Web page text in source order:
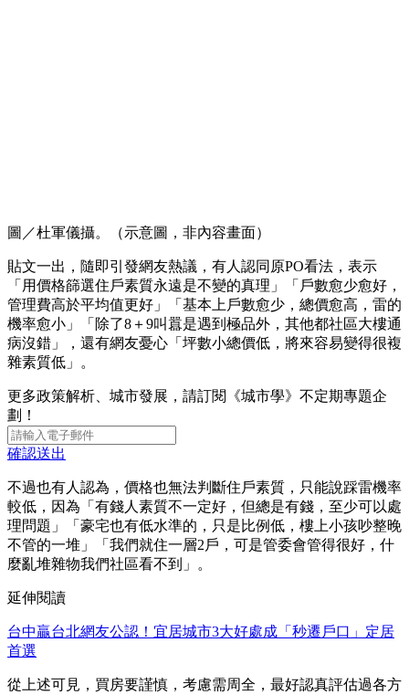
圖／杜軍儀攝。（示意圖，非內容畫面）
貼文一出，隨即引發網友熱議，有人認同原PO看法，表示
「用價格篩選住戶素質永遠是不變的真理」「戶數愈少愈好，
管理費高於平均值更好」「基本上戶數愈少，總價愈高，雷的
機率愈小」「除了8＋9叫囂是遇到極品外，其他都社區大樓通
病沒錯」，還有網友憂心「坪數小總價低，將來容易變得很複
雜素質低」。
更多政策解析、城市發展，請訂閱《城市學》不定期專題企
劃！
確認送出
不過也有人認為，價格也無法判斷住戶素質，只能說踩雷機率
較低，因為「有錢人素質不一定好，但總是有錢，至少可以處
理問題」「豪宅也有低水準的，只是比例低，樓上小孩吵整晚
不管的一堆」「我們就住一層2戶，可是管委會管得很好，什
麼亂堆雜物我們社區看不到」。
延伸閱讀
台中贏台北網友公認！宜居城市3大好處成「秒遷戶口」定居
首選
從上述可見，買房要謹慎，考慮需周全，最好認真評估過各方